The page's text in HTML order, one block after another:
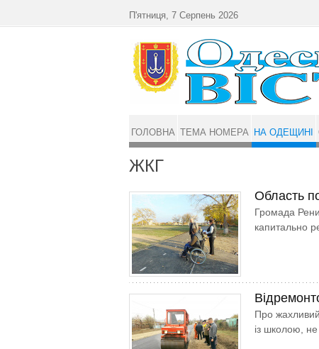
ЖКГ
Область
Громада
капитально
Про жахливий
із школою,
П'ятниця, 7 Серпень 2026
ГОЛОВНА ТЕМА НОМЕРА НА ОДЕЩИНІ